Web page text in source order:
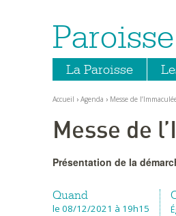
Aller
contenu.
la
Outils
personnels
La Paroisse
Accueil › Agenda › Messe de
Messe de
Présentation de la
Quand
le 08/12/2021 à 19h15